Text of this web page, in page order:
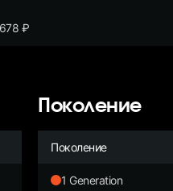
₽
Поколение
Поколение
1 Generation